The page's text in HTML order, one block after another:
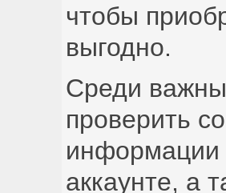
чтобы
выгодно.
Среди
проверить
информации
аккаунте, а